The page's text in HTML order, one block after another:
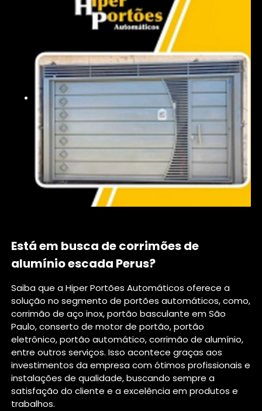
Está em busca de corrimões de
alumínio escada Perus?
Saiba que a Hiper Portões Automáticos oferece a
solução no segmento de portões automáticos, como,
corrimão de aço inox, portão basculante em São
Paulo, conserto de motor de portão, portão
eletrônico, portão automático, corrimão de alumínio,
entre outros serviços. Isso acontece graças aos
investimentos da empresa com ótimos profissionais e
instalações de qualidade, buscando sempre a
satisfação do cliente e a excelência em produtos e
trabalhos.